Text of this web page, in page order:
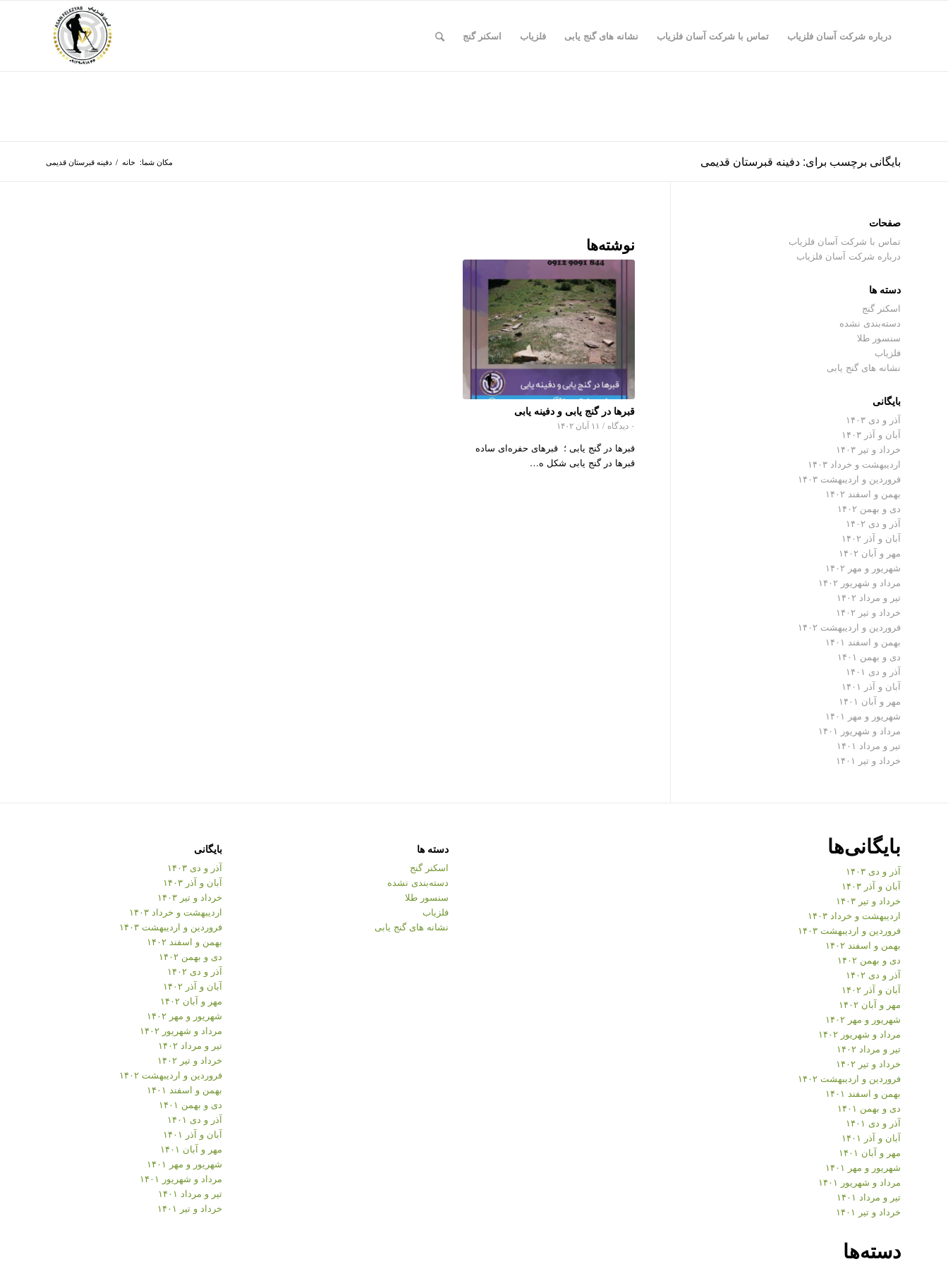
درباره شرکت آسان فلزیاب تماس با شرکت آسان فلزیاب نشانه های گنج یابی فلزیاب اسکنر گنج
بایگانی برچسب برای: دفینه قبرستان قدیمی مکان شما: خانه / دفینه قبرستان قدیمی
نوشته‌ها
قبرها در گنج یابی و دفینه یابی
۰ دیدگاه / ۱۱ آبان ۱۴۰۲
قبرها در گنج یابی ؛ قبرهای حفره‌ای ساده
قبرها در گنج یابی شکل ه…
صفحات
تماس با شرکت آسان فلزیاب
درباره شرکت آسان فلزیاب
دسته ها
اسکنر گنج
دسته‌بندی نشده
سنسور طلا
فلزیاب
نشانه های گنج یابی
بایگانی
آذر و دی ۱۴۰۳
آبان و آذر ۱۴۰۳
خرداد و تیر ۱۴۰۳
اردیبهشت و خرداد ۱۴۰۳
فروردین و اردیبهشت ۱۴۰۳
بهمن و اسفند ۱۴۰۲
دی و بهمن ۱۴۰۲
آذر و دی ۱۴۰۲
آبان و آذر ۱۴۰۲
مهر و آبان ۱۴۰۲
شهریور و مهر ۱۴۰۲
مرداد و شهریور ۱۴۰۲
تیر و مرداد ۱۴۰۲
خرداد و تیر ۱۴۰۲
فروردین و اردیبهشت ۱۴۰۲
بهمن و اسفند ۱۴۰۱
دی و بهمن ۱۴۰۱
آذر و دی ۱۴۰۱
آبان و آذر ۱۴۰۱
مهر و آبان ۱۴۰۱
شهریور و مهر ۱۴۰۱
مرداد و شهریور ۱۴۰۱
تیر و مرداد ۱۴۰۱
خرداد و تیر ۱۴۰۱
بایگانی‌ها
آذر و دی ۱۴۰۳
آبان و آذر ۱۴۰۳
خرداد و تیر ۱۴۰۳
اردیبهشت و خرداد ۱۴۰۳
فروردین و اردیبهشت ۱۴۰۳
بهمن و اسفند ۱۴۰۲
دی و بهمن ۱۴۰۲
آذر و دی ۱۴۰۲
آبان و آذر ۱۴۰۲
مهر و آبان ۱۴۰۲
شهریور و مهر ۱۴۰۲
مرداد و شهریور ۱۴۰۲
تیر و مرداد ۱۴۰۲
خرداد و تیر ۱۴۰۲
فروردین و اردیبهشت ۱۴۰۲
بهمن و اسفند ۱۴۰۱
دی و بهمن ۱۴۰۱
آذر و دی ۱۴۰۱
آبان و آذر ۱۴۰۱
مهر و آبان ۱۴۰۱
شهریور و مهر ۱۴۰۱
مرداد و شهریور ۱۴۰۱
تیر و مرداد ۱۴۰۱
خرداد و تیر ۱۴۰۱
دسته‌ها
دسته ها
اسکنر گنج
دسته‌بندی نشده
سنسور طلا
فلزیاب
نشانه های گنج یابی
بایگانی
آذر و دی ۱۴۰۳
آبان و آذر ۱۴۰۳
خرداد و تیر ۱۴۰۳
اردیبهشت و خرداد ۱۴۰۳
فروردین و اردیبهشت ۱۴۰۳
بهمن و اسفند ۱۴۰۲
دی و بهمن ۱۴۰۲
آذر و دی ۱۴۰۲
آبان و آذر ۱۴۰۲
مهر و آبان ۱۴۰۲
شهریور و مهر ۱۴۰۲
مرداد و شهریور ۱۴۰۲
تیر و مرداد ۱۴۰۲
خرداد و تیر ۱۴۰۲
فروردین و اردیبهشت ۱۴۰۲
بهمن و اسفند ۱۴۰۱
دی و بهمن ۱۴۰۱
آذر و دی ۱۴۰۱
آبان و آذر ۱۴۰۱
مهر و آبان ۱۴۰۱
شهریور و مهر ۱۴۰۱
مرداد و شهریور ۱۴۰۱
تیر و مرداد ۱۴۰۱
خرداد و تیر ۱۴۰۱